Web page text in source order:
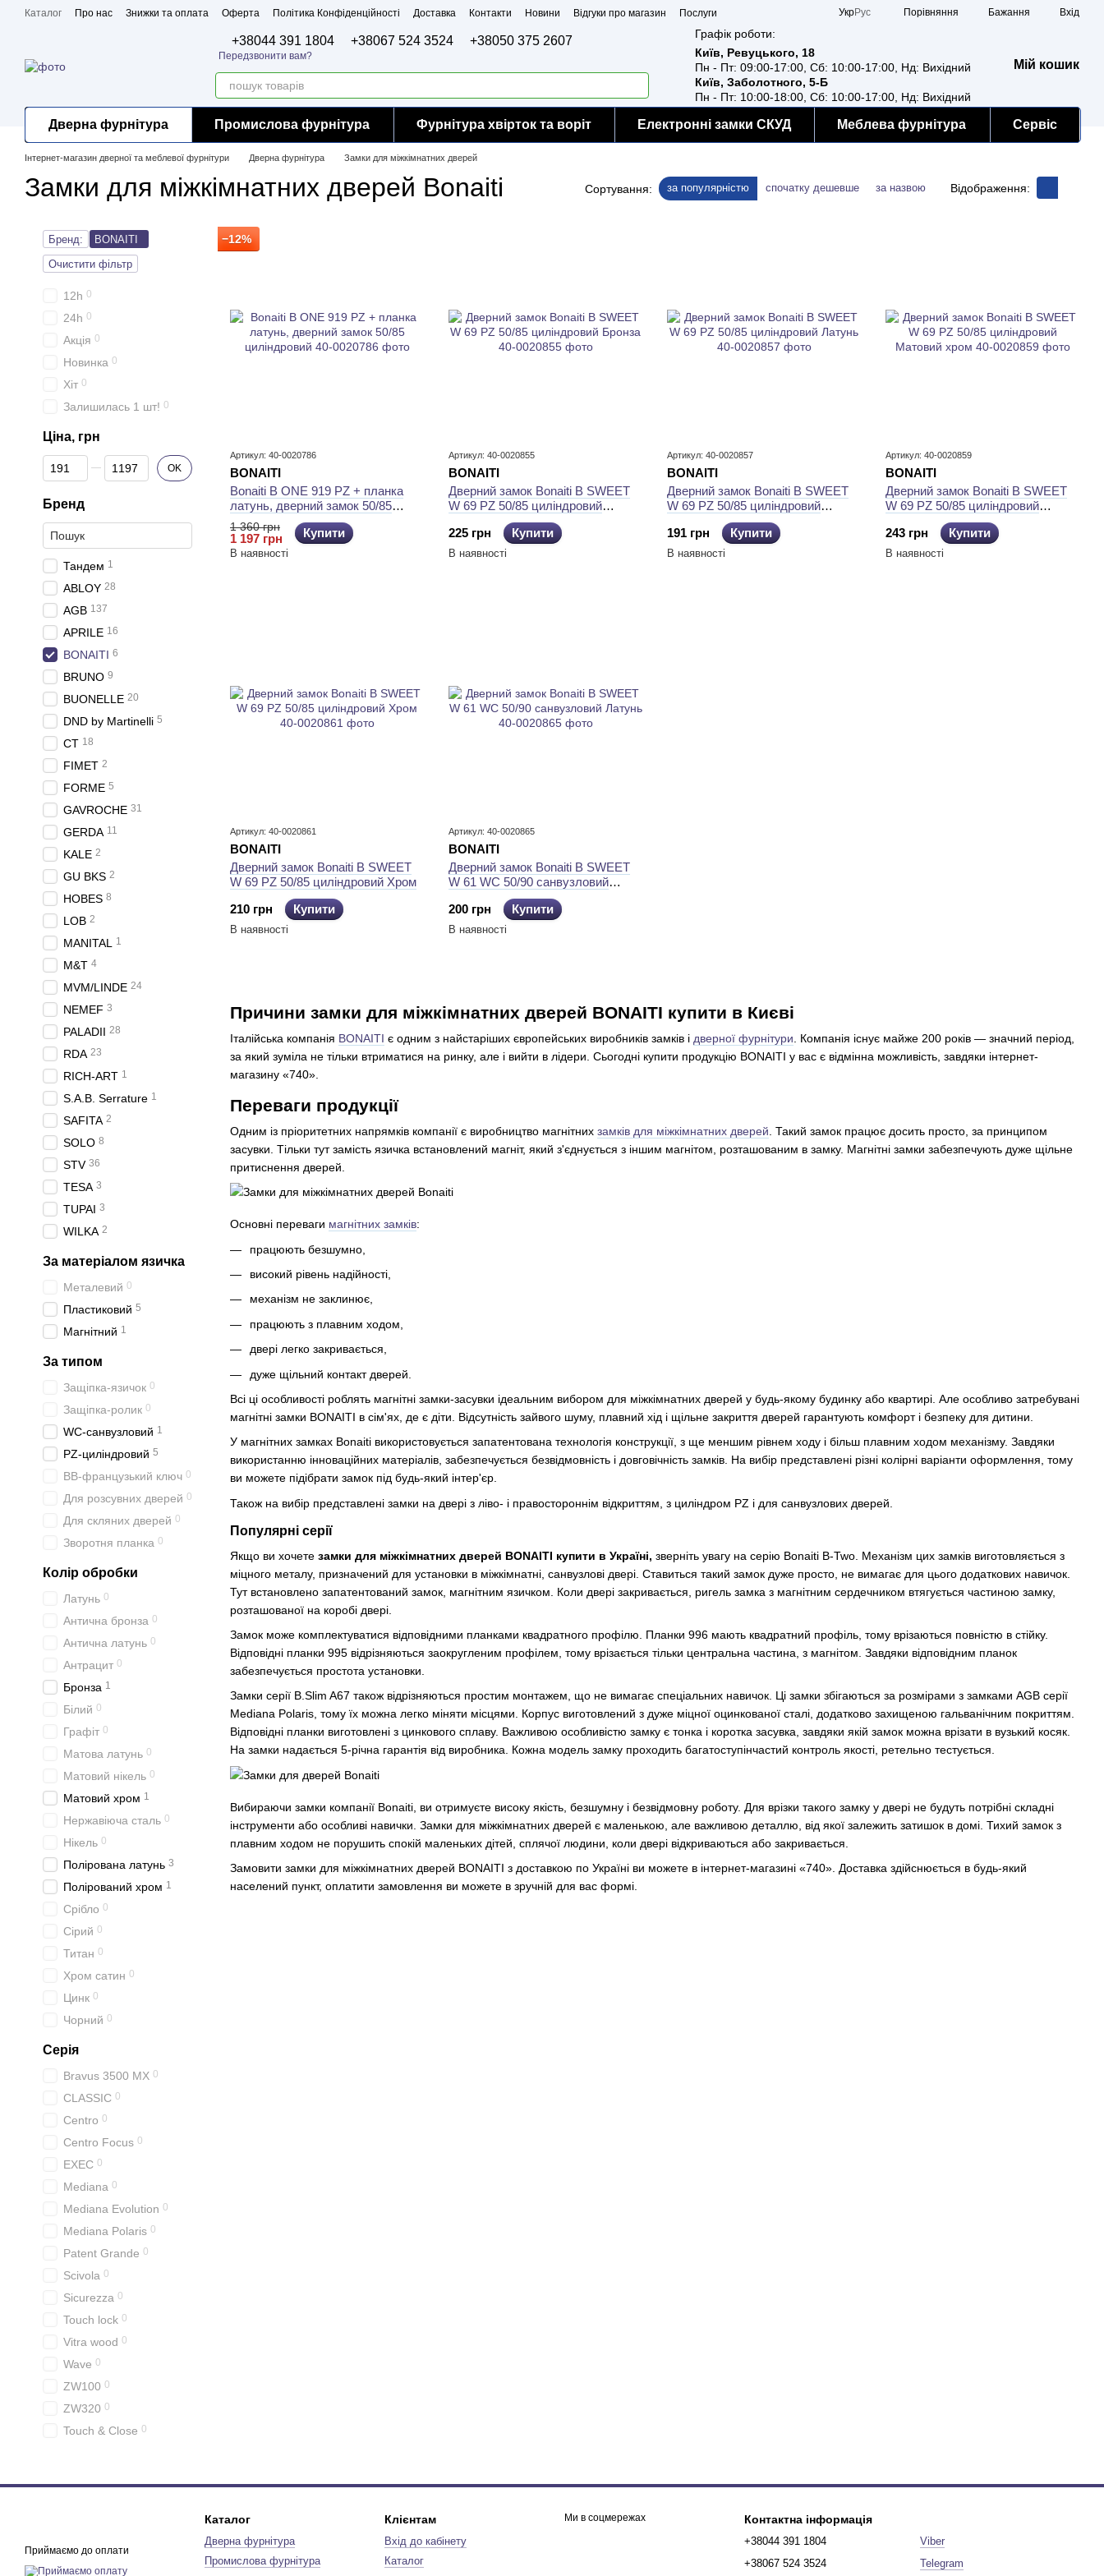
Перейти до основного контенту
Каталог Про нас Знижки та оплата Оферта Політика Конфіденційності Доставка Контакти Новини Відгуки про магазин
Послуги
УкрРус Порівняння Бажання Вхід
+38044 391 1804 +38067 524 3524 +38050 375 2607
Передзвонити вам?
Графік роботи:
Київ, Ревуцького, 18
Пн - Пт: 09:00-17:00, Сб: 10:00-17:00, Нд: Вихідний
Київ, Заболотного, 5-Б
Пн - Пт: 10:00-18:00, Сб: 10:00-17:00, Нд: Вихідний
Мій кошик
Дверна фурнітура Промислова фурнітура Фурнітура хвірток та воріт Електронні замки СКУД Меблева фурнітура Сервіс
Інтернет-магазин дверної та меблевої фурнітури Дверна фурнітура Замки для міжкімнатних дверей
Замки для міжкімнатних дверей Bonaiti Сортування: за популярністю спочатку дешевше за назвою Відображення:
Причини замки для міжкімнатних дверей BONAITI купити в Києві
Італійська компанія BONAITI є одним з найстаріших європейських виробників замків і дверної фурнітури . Компанія існує майже 200 років — значний період,
за який зуміла не тільки втриматися на ринку, але і вийти в лідери. Сьогодні купити продукцію BONAITI у вас є відмінна можливість, завдяки інтернет-
магазину «740».
Переваги продукції
Одним із пріоритетних напрямків компанії є виробництво магнітних замків для міжкімнатних дверей . Такий замок працює досить просто, за принципом
засувки. Тільки тут замість язичка встановлений магніт, який з'єднується з іншим магнітом, розташованим в замку. Магнітні замки забезпечують дуже щільне
притиснення дверей.
Основні переваги магнітних замків:
працюють безшумно,
високий рівень надійності,
механізм не заклинює,
працюють з плавним ходом,
двері легко закривається,
дуже щільний контакт дверей.
Всі ці особливості роблять магнітні замки-засувки ідеальним вибором для міжкімнатних дверей у будь-якому будинку або квартирі. Але особливо затребувані
магнітні замки BONAITI в сім'ях, де є діти. Відсутність зайвого шуму, плавний хід і щільне закриття дверей гарантують комфорт і безпеку для дитини.
У магнітних замках Bonaiti використовується запатентована технологія конструкції, з ще меншим рівнем ходу і більш плавним ходом механізму. Завдяки
використанню інноваційних матеріалів, забезпечується безвідмовність і довговічність замків. На вибір представлені різні колірні варіанти оформлення, тому
ви можете підібрати замок під будь-який інтер'єр.
Також на вибір представлені замки на двері з ліво- і правостороннім відкриттям, з циліндром PZ і для санвузлових дверей.
Популярні серії
Якщо ви хочете замки для міжкімнатних дверей BONAITI купити в Україні, зверніть увагу на серію Bonaiti B-Two. Механізм цих замків виготовляється з
міцного металу, призначений для установки в міжкімнатні, санвузлові двері. Ставиться такий замок дуже просто, не вимагає для цього додаткових навичок.
Тут встановлено запатентований замок, магнітним язичком. Коли двері закривається, ригель замка з магнітним сердечником втягується частиною замку,
розташованої на коробі двері.
Замок може комплектуватися відповідними планками квадратного профілю. Планки 996 мають квадратний профіль, тому врізаються повністю в стійку.
Відповідні планки 995 відрізняються заокругленим профілем, тому врізається тільки центральна частина, з магнітом. Завдяки відповідним планок
забезпечується простота установки.
Замки серії B.Slim A67 також відрізняються простим монтажем, що не вимагає спеціальних навичок. Ці замки збігаються за розмірами з замками AGB серії
Mediana Polaris, тому їх можна легко міняти місцями. Корпус виготовлений з дуже міцної оцинкованої сталі, додатково захищеною гальванічним покриттям.
Відповідні планки виготовлені з цинкового сплаву. Важливою особливістю замку є тонка і коротка засувка, завдяки якій замок можна врізати в вузький косяк.
На замки надається 5-річна гарантія від виробника. Кожна модель замку проходить багатоступінчастий контроль якості, ретельно тестується.
Вибираючи замки компанії Bonaiti, ви отримуєте високу якість, безшумну і безвідмовну роботу. Для врізки такого замку у двері не будуть потрібні складні
інструменти або особливі навички. Замки для міжкімнатних дверей є маленькою, але важливою деталлю, від якої залежить затишок в домі. Тихий замок з
плавним ходом не порушить спокій маленьких дітей, сплячої людини, коли двері відкриваються або закривається.
Замовити замки для міжкімнатних дверей BONAITI з доставкою по Україні ви можете в інтернет-магазині «740». Доставка здійснюється в будь-який
населений пункт, оплатити замовлення ви можете в зручній для вас формі.
−12%
Артикул: 40-0020786
BONAITI
Bonaiti B ONE 919 PZ + планка
латунь, дверний замок 50/85
циліндровий
1 360 грн
1 197 грн Купити
В наявності
Артикул: 40-0020855
BONAITI
Дверний замок Bonaiti B SWEET
W 69 PZ 50/85 циліндровий
225 грн
Купити
В наявності
Артикул: 40-0020857
BONAITI
Дверний замок Bonaiti B SWEET
W 69 PZ 50/85 циліндровий
191 грн
Купити
В наявності
Артикул: 40-0020859
BONAITI
Дверний замок Bonaiti B SWEET
W 69 PZ 50/85 циліндровий
Матовий хром
243 грн
Купити
В наявності
Артикул: 40-0020861
BONAITI
Дверний замок Bonaiti B SWEET
W 69 PZ 50/85 циліндровий Хром
210 грн
Купити
В наявності
Артикул: 40-0020865
BONAITI
Дверний замок Bonaiti B SWEET
W 61 WC 50/90 санвузловий
200 грн
Купити
В наявності
Бренд:
BONAITI
Очистити фільтр
12h 0
24h 0
Акція 0
Новинка 0
Хіт 0
Залишилась 1 шт! 0
Ціна, грн
Від Ціна, грн
До Ціна, грн OK
Бренд
Тандем 1
ABLOY 28
AGB 137
APRILE 16
BONAITI 6
BRUNO 9
BUONELLE 20
DND by Martinelli 5
CT 18
FIMET 2
FORME 5
GAVROCHE 31
GERDA 11
KALE 2
GU BKS 2
HOBES 8
LOB 2
MANITAL 1
M&T 4
MVM/LINDE 24
NEMEF 3
PALADII 28
RDA 23
RICH-ART 1
S.A.B. Serrature 1
SAFITA 2
SOLO 8
STV 36
TESA 3
TUPAI 3
WILKA 2
За матеріалом язичка
Металевий 0
Пластиковий 5
Магнітний 1
За типом
Защіпка-язичок 0
Защіпка-ролик 0
WC-санвузловий 1
PZ-циліндровий 5
BB-французький ключ 0
Для розсувних дверей 0
Для скляних дверей 0
Зворотня планка 0
Колір обробки
Латунь 0
Антична бронза 0
Антична латунь 0
Антрацит 0
Бронза 1
Білий 0
Графіт 0
Матова латунь 0
Матовий нікель 0
Матовий хром 1
Нержавіюча сталь 0
Нікель 0
Полірована латунь 3
Полірований хром 1
Срібло 0
Сірий 0
Титан 0
Хром сатин 0
Цинк 0
Чорний 0
Серія
Bravus 3500 МХ 0
CLASSIC 0
Centro 0
Centro Focus 0
EXEC 0
Mediana 0
Mediana Evolution 0
Mediana Polaris 0
Patent Grande 0
Scivola 0
Sicurezza 0
Touch lock 0
Vitra wood 0
Wave 0
ZW100 0
ZW320 0
Touch & Close 0
Приймаємо до оплати
Каталог
Дверна фурнітура
Промислова фурнітура
Клієнтам
Вхід до кабінету
Каталог
Ми в соцмережах Контактна інформація
+38044 391 1804
+38067 524 3524
Viber
Telegram